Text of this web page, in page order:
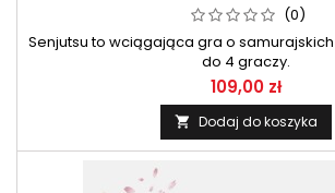
(0)
Senjutsu to wciągająca gra o
do 4 graczy.
109,00 zł
 Dodaj do koszyka